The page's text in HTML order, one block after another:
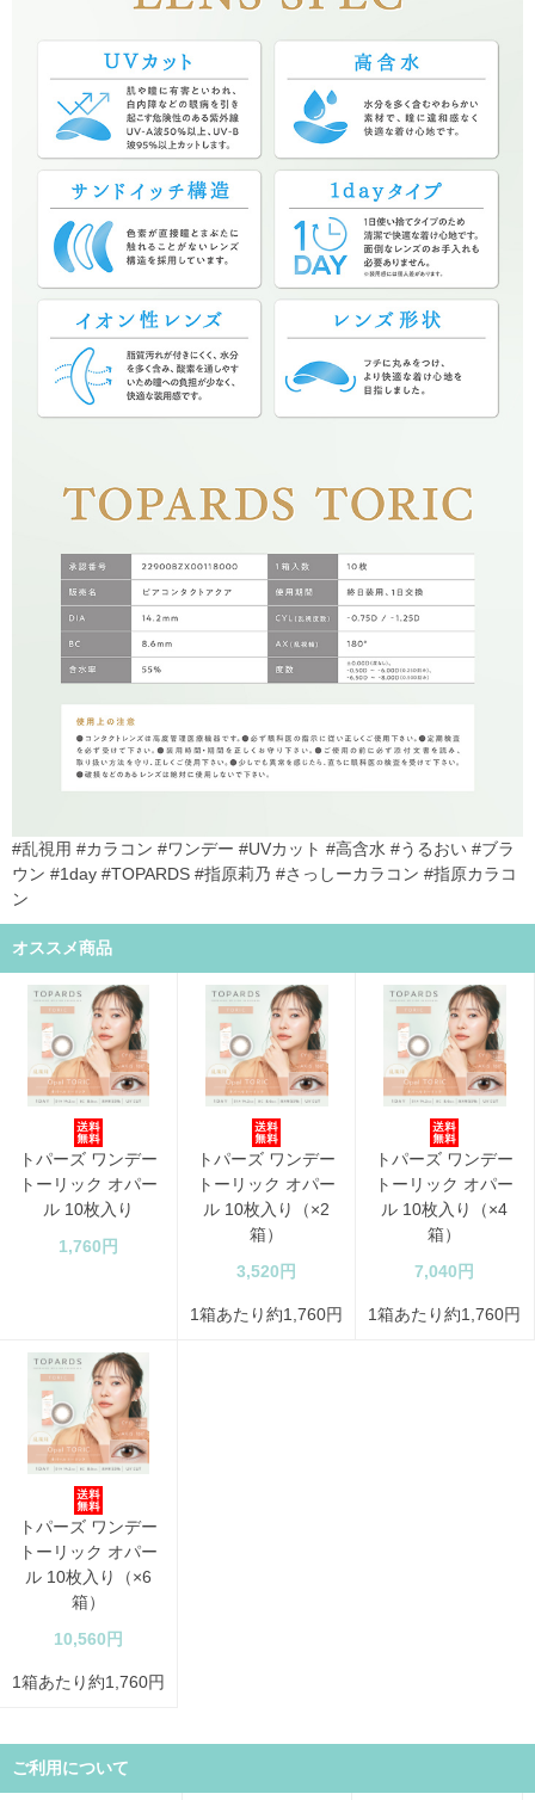
#乱視用 #カラコン #ワンデー #UVカット #高含水 #うるおい #ブラ
ウン #1day #TOPARDS #指原莉乃 #さっしーカラコン #指原カラコ
ン
オススメ商品
トパーズ ワンデー
トーリック オパー
ル 10枚入り
1,760円
トパーズ ワンデー
トーリック オパー
ル 10枚入り（×2
箱）
3,520円
1箱あたり約1,760円
トパーズ ワンデー
トーリック オパー
ル 10枚入り（×4
箱）
7,040円
1箱あたり約1,760円
トパーズ ワンデー
トーリック オパー
ル 10枚入り（×6
箱）
10,560円
1箱あたり約1,760円
ご利用について